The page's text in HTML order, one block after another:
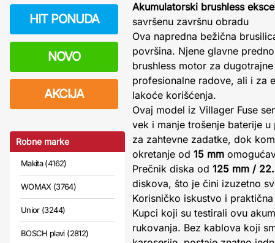
HIT PONUDA
NOVO
AKCIJA
Robne marke
Makita (4162)
WOMAX (3764)
Unior (3244)
BOSCH plavi (2812)
Akumulatorski brushless
savršenu završnu obradu
Ova napredna bežična
površina. Njene glavne
brushless motor za
profesionalne radove, ali i za
lakoće korišćenja.
Ovaj model iz Villager Fuse
vek i manje trošenje baterije
za zahtevne zadatke, dok
okretanje od 15 mm
Prečnik diska od 125 mm /
diskova, što je čini izuzetno
Korisničko iskustvo i
Kupci koji su testirali ovu
rukovanja. Bez kablova koji